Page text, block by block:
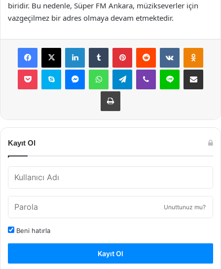
biridir. Bu nedenle, Süper FM Ankara, müzikseverler için
vazgeçilmez bir adres olmaya devam etmektedir.
Facebook
X LinkedInTumblr PinterestReddit VKontakte
Pocket Skype MessengerWhatsAppTelegramViber Line E-Posta ile
Yazdır
Kayıt Ol
Unuttunuz mu?
Beni hatırla
Kayıt Ol